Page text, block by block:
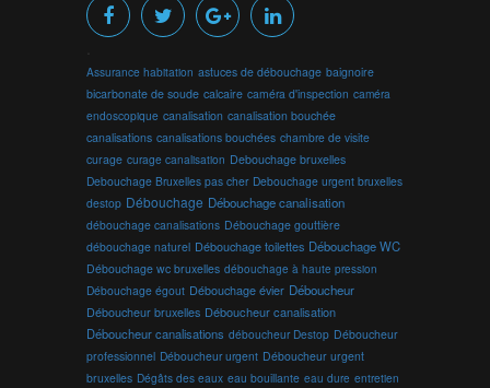
Assurance habitation astuces de débouchage baignoire
bicarbonate de soude calcaire caméra d'inspection caméra
endoscopique canalisation canalisation bouchée
canalisations canalisations bouchées chambre de visite
curage curage canalisation Debouchage bruxelles
Debouchage Bruxelles pas cher Debouchage urgent bruxelles
destop Débouchage Débouchage canalisation
débouchage canalisations Débouchage gouttière
débouchage naturel Débouchage toilettes Débouchage WC
Débouchage wc bruxelles débouchage à haute pression
Débouchage égout Débouchage évier Déboucheur
Déboucheur bruxelles Déboucheur canalisation
Déboucheur canalisations déboucheur Destop Déboucheur
professionnel Déboucheur urgent Déboucheur urgent
bruxelles Dégâts des eaux eau bouillante eau dure entretien